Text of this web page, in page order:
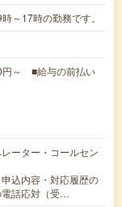
～17時の勤務です。
～ ■給与の前払い
ーター・コールセン
込内容・対応履歴の
電話応対（受…